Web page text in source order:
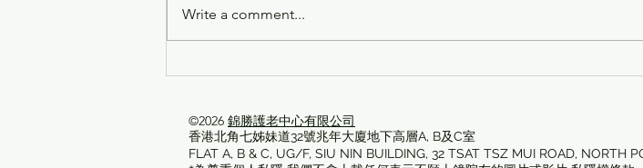
誼日❤️
Write a comment...
©2026 錦勝護老中心有限公司
香港北角七姊妹道32號兆年大廈地下高層A, B及C室
FLAT A, B & C, UG/F, SIU NIN BUILDING, 32 TSAT TSZ MUI ROAD, NORTH